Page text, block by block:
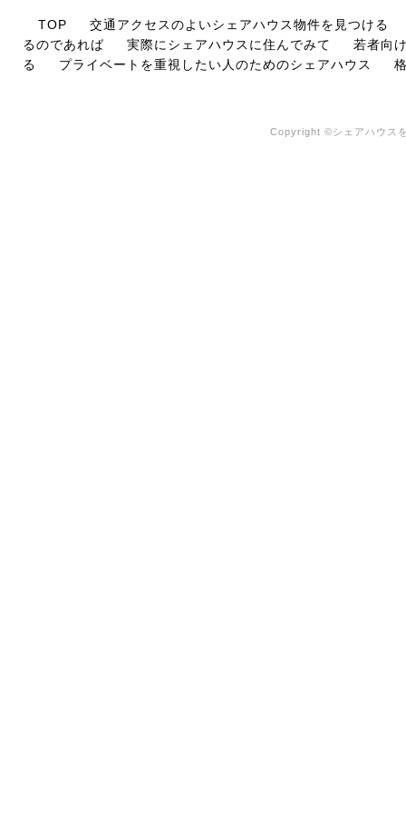
TOP
交通アクセスのよいシェアハウス物件を見つける
るのであれば
実際にシェアハウスに住んでみて
若者向
る
プライベートを重視したい人のためのシェアハウス
Copyright ©シェアハウス